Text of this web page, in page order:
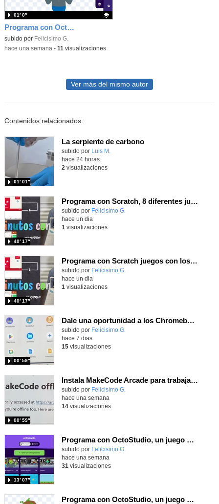
Programa con OctoStudio, un juego homenajeando al House of the dead con Zombies
Contenido educativo.
subido por Felicisimo G.
01′ 0″
-hace una semana - 11 visualizaciones
Ver más del mismo autor
Contenidos relacionados:
La serpiente de carbono
Contenido educativo.
subido por Luis M.
01′ 01″
hace 24 horas
2 visualizaciones
Programa con Scratch, 8 diferentes juegos para vivir la emoción de los partidos de España en el mundial 2026
Contenido educativo.
subido por Felicisimo G.
40′ 17″
hace un dia
1 visualizaciones
Programa con Scratch juegos con los partidos del mundial 2026 ganados por España
Contenido educativo.
subido por Felicisimo G.
40′ 17″
hace un dia
1 visualizaciones
Dale una oportunidad a los Chromebooks y utiliza un proyector para realizar talleres si no tienes pantallas táctiles
Contenido educativo.
subido por Felicisimo G.
00′ 59″
hace 7 dias
15visualizaciones
Instala MakeCode Arcade para trabajar offline en tu tablet, ordenador, Chromebook
Contenido educativo.
subido por Felicisimo G.
00′ 59″
hace una semana
14visualizaciones
Programa con OctoStudio, un juego de disparos contra Zombies con un cargador basado en el House of the dead
Contenido educativo.
subido por Felicisimo G.
13′ 07″
hace una semana
31 visualizaciones
Programa con OctoStudio, un juego homenajeando al House of the dead con Zombies